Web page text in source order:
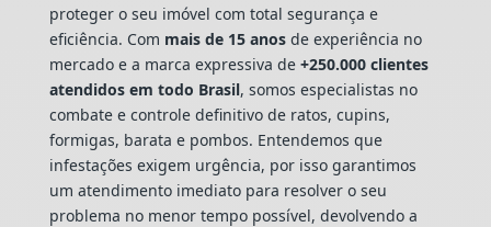
proteger o seu imóvel com total segurança e
eficiência. Com mais de 15 anosde experiência no
mercado e a marca expressiva de+250.000 clientes
atendidos em todo Brasil, somos especialistas no
combate e controle definitivo de ratos, cupins,
formigas, barata e pombos. Entendemos que
infestações exigem urgência, por isso garantimos
um atendimento imediato para resolver o seu
problema no menor tempo possível, devolvendo a